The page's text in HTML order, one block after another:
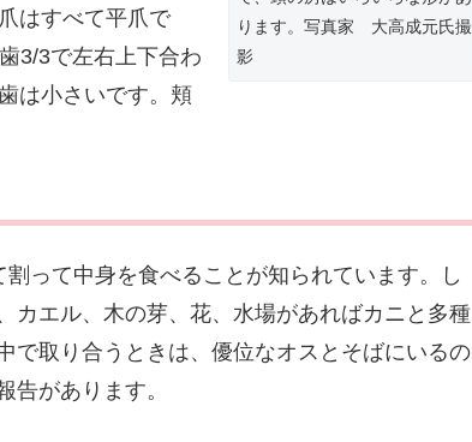
ります。写真家 大高成元氏撮
影
はすべて平爪で
3/3で左右上下合わ
は小さいです。頬
って中身を食べることが知られています。し
カエル、木の芽、花、水場があればカニと多種
で取り合うときは、優位なオスとそばにいるの
告があります。